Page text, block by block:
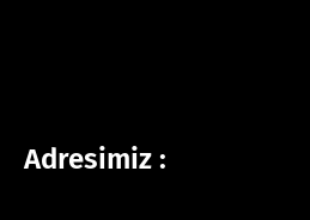
Adresimiz :